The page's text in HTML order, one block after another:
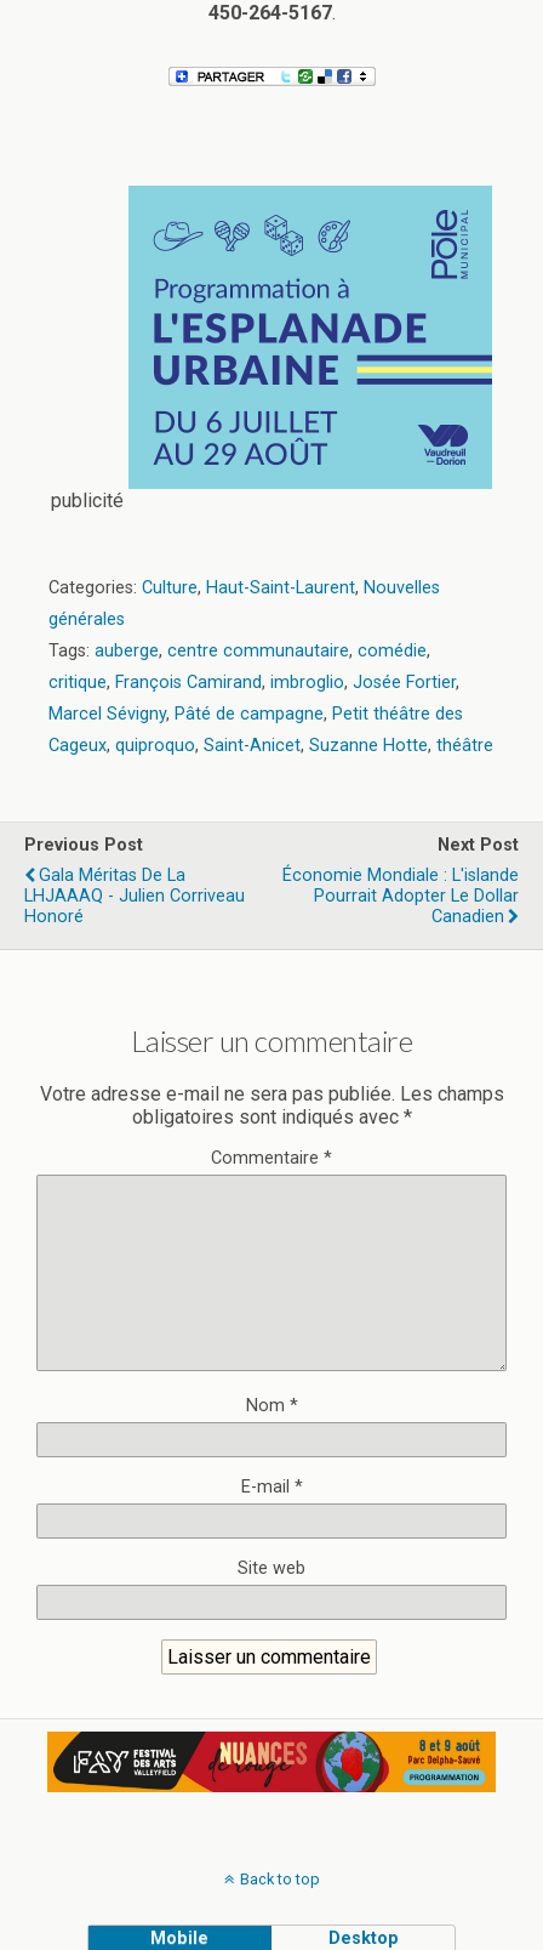
450-264-5167.
publicité
Categories: Culture, Haut-Saint-Laurent, Nouvelles
générales
Tags: auberge, centre communautaire, comédie,
critique, François Camirand, imbroglio, Josée Fortier,
Marcel Sévigny, Pâté de campagne, Petit théâtre des
Cageux, quiproquo, Saint-Anicet, Suzanne Hotte, théâtre
Previous Post
Gala Méritas De La
LHJAAAQ - Julien Corriveau
Honoré
Next Post
Économie Mondiale : L'islande
Pourrait Adopter Le Dollar
Canadien
Laisser un commentaire
Votre adresse e-mail ne sera pas publiée. Les champs
obligatoires sont indiqués avec *
Commentaire *
Nom *
E-mail *
Site web
Back to top
Mobile Desktop